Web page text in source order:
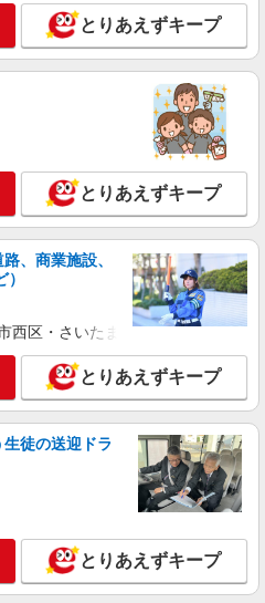
の看護師＊日払いOK！推し活の
ット◎
〜2937円＜交通費全額支給(ガソリ
詳細を見る
格も経験も必要なし＊やさしい気
十分◎
〜2187円 ＜日払い有/週払い有/交
ソリン代含む)＞
詳細を見る
・無資格から看護助手へ挑戦！
とりあえずキープ
とりあえずキープ
、商業施設、
西区・さいたま市岩槻区・久喜市・
とりあえずキープ
徒の送迎ドラ
とりあえずキープ